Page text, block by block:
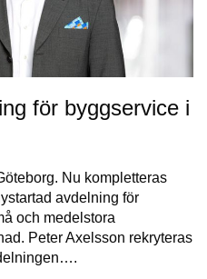
för byggservice i
Nu kompletteras
avdelning för
och medelstora
Peter Axelsson rekryteras